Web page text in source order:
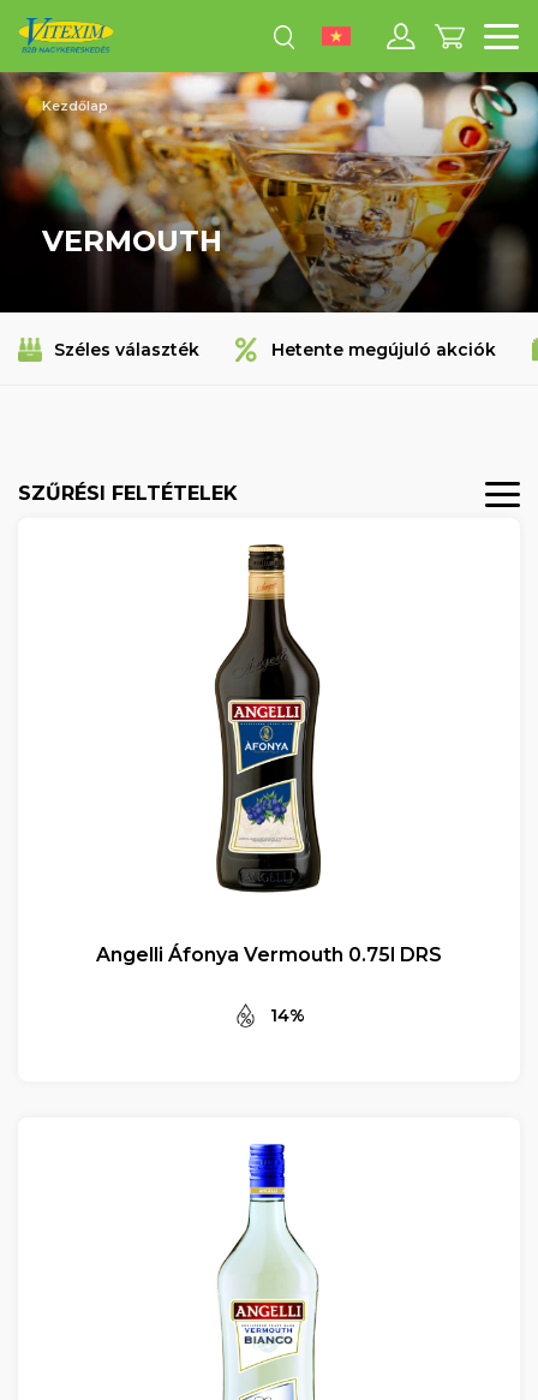
Kezdőlap
VERMOUTH
Széles választék Hetente megújuló akciók
SZŰRÉSI FELTÉTELEK
Angelli Áfonya Vermouth 0.75l DRS
14%